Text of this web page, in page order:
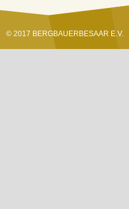
© 2017 BERGBAUERBESAAR E.V.